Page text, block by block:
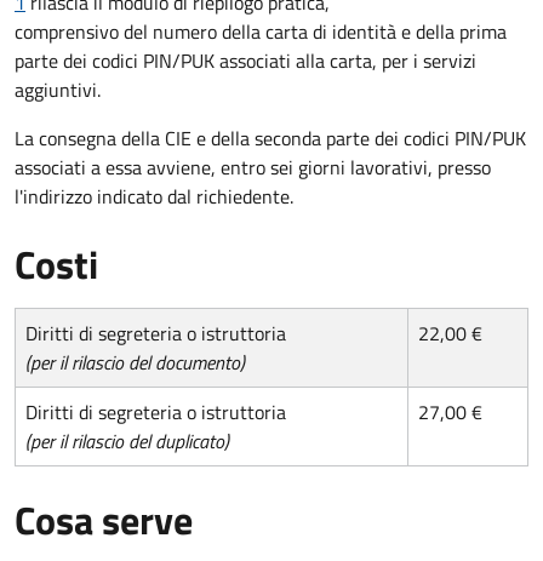
comprensivo del numero della carta di identità e della prima
parte dei codici PIN/PUK associati alla carta, per i servizi
aggiuntivi.
La consegna della CIE e della seconda parte dei codici PIN/PUK
associati a essa avviene, entro sei giorni lavorativi, presso
l'indirizzo indicato dal richiedente.
Costi
Diritti di segreteria o istruttoria
(per il rilascio del documento)
22,00 €
Diritti di segreteria o istruttoria
(per il rilascio del duplicato)
27,00 €
Cosa serve